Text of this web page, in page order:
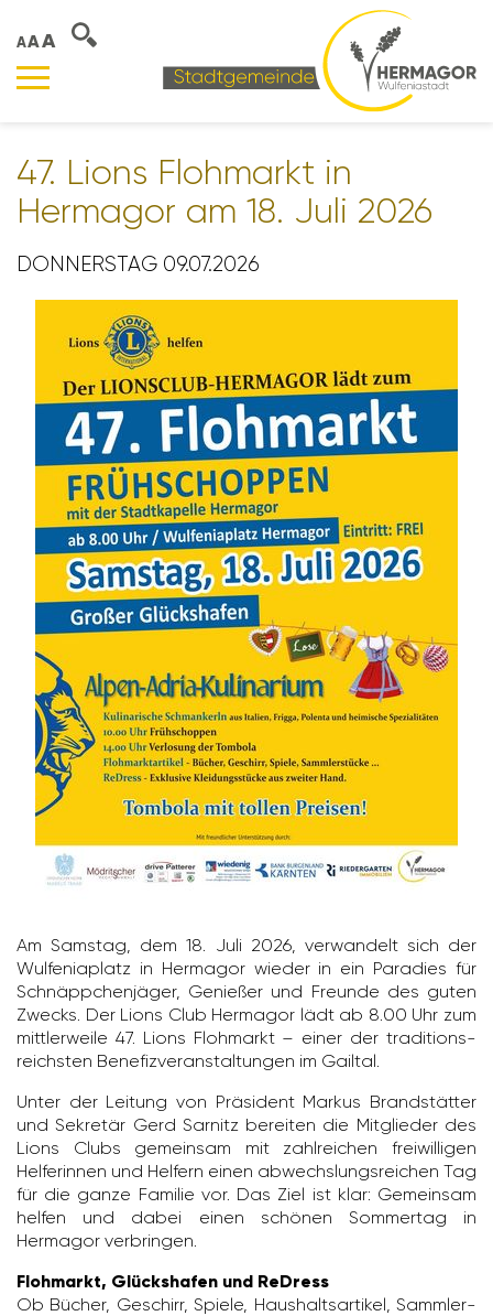
AAA
47. Lions Floh­markt in
Hermagor am 18. Juli 2026
DONNERSTAG 09.07.2026
Am Samstag, dem 18. Juli 2026, verwan­delt sich der
Wulfe­nia­platz in Hermagor wieder in ein Para­dies für
Schnäpp­chen­jäger, Genießer und Freunde des guten
Zwecks. Der Lions Club Hermagor lädt ab 8.00 Uhr zum
mitt­ler­weile 47. Lions Floh­markt – einer der tradi­ti­ons­
reichsten Bene­fiz­ver­an­stal­tungen im Gailtal.
Unter der Leitung von Präsi­dent Markus Brand­stätter
und Sekretär Gerd Sarnitz bereiten die Mitglieder des
Lions Clubs gemeinsam mit zahl­rei­chen frei­wil­ligen
Helfe­rinnen und Helfern einen abwechs­lungs­rei­chen Tag
für die ganze Familie vor. Das Ziel ist klar: Gemeinsam
helfen und dabei einen schönen Sommertag in
Hermagor verbringen.
Flohmarkt, Glückshafen und ReDress
Ob Bücher, Geschirr, Spiele, Haus­halts­ar­tikel, Samm­ler­